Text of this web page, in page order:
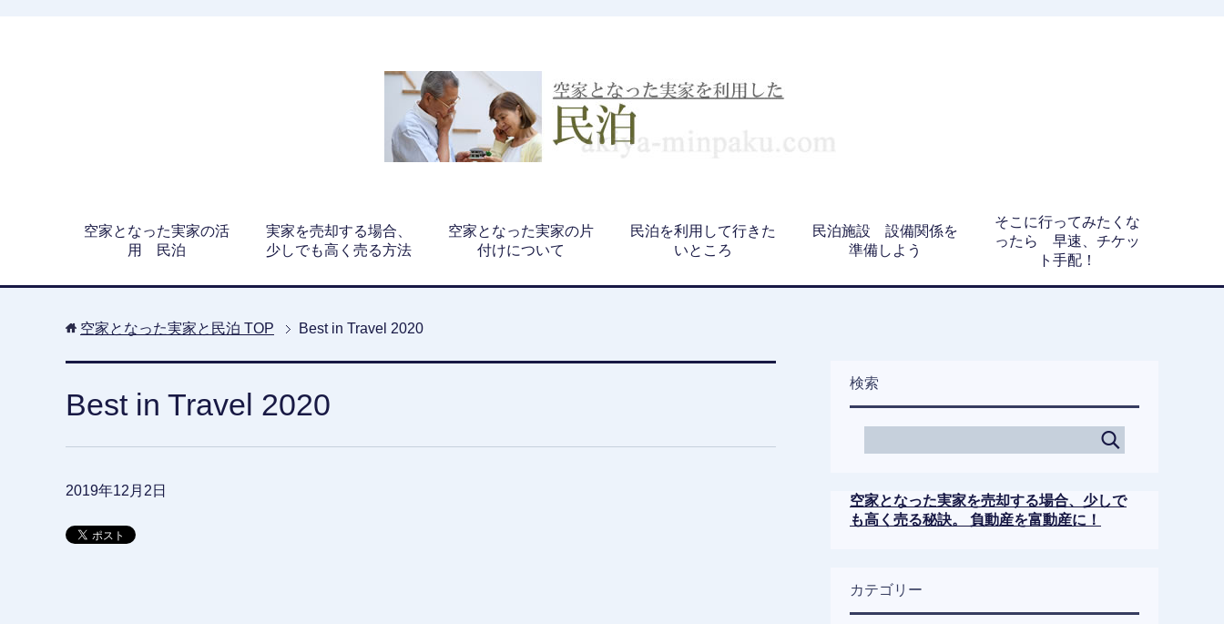
空家となった実家の活
用 民泊
実家を売却する場合、
少しでも高く売る方法
空家となった実家の片
付けについて
民泊を利用して行きた
いところ
民泊施設 設備関係を
準備しよう
そこに行ってみたくな
ったら 早速、チケッ
ト手配！
空家となった実家と民泊 TOP Best in Travel 2020
Best in Travel 2020
2019年12月2日
検索
空家となった実家を売却する場合、少しで
も高く売る秘訣。 負動産を富動産に！
カテゴリー